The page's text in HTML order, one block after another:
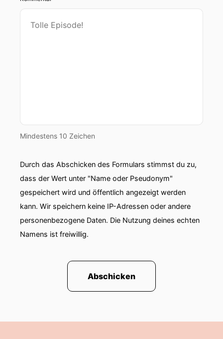
Mindestens 10 Zeichen
Durch das Abschicken des Formulars stimmst du zu,
dass der Wert unter "Name oder Pseudonym"
gespeichert wird und öffentlich angezeigt werden
kann. Wir speichern keine IP-Adressen oder andere
personenbezogene Daten. Die Nutzung deines echten
Namens ist freiwillig.
Abschicken